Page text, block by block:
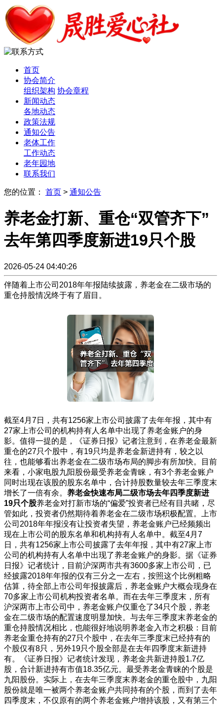
首页
协会简介
组织架构 协会章程
新闻动态
各地动态
政策法规
通知公告
老体工作
工作动态
老年园地
联系我们
您的位置： 首页 > 通知公告
养老金打新、重仓“双管齐下”
去年第四季度新进19只个股
2026-05-24 04:40:26
伴随着上市公司2018年年报陆续披露，养老金在二级市场的
重仓持股情况终于有了眉目。
截至4月7日，共有1256家上市公司披露了去年年报，其中有
27家上市公司的机构持有人名单中出现了养老金账户的身
影。值得一提的是，《证券日报》记者注意到，在养老金最新
重仓的27只个股中，有19只均是养老金新进持有，较之以
往，也能够看出养老金在二级市场布局的脚步有所加快。目前
来看，小家电股九阳股份最受养老金青睐，有3个养老金账户
同时出现在该股的股东名单中，合计持股数量较去年三季度末
增长了一倍有余。 养老金快速布局二级市场去年四季度新进
19只个股养老金对打新市场的“偏爱”投资者已经有目共睹，尽
管如此，投资者仍然期待着养老金在二级市场积极配置。上市
公司2018年年报没有让投资者失望，养老金账户已经频频出
现在上市公司的股东名单和机构持有人名单中。截至4月7
日，共有1256家上市公司披露了去年年报，其中有27家上市
公司的机构持有人名单中出现了养老金账户的身影。据《证券
日报》记者统计，目前沪深两市共有3600多家上市公司，已
经披露2018年年报的仅有三分之一左右，按照这个比例粗略
估算，待全部上市公司年报披露后，养老金账户大概会现身在
70多家上市公司机构投资者名单。而在去年三季度末，所有
沪深两市上市公司中，养老金账户仅重仓了34只个股，养老
金在二级市场的配置速度明显加快。与去年三季度末养老金的
重仓持股情况相比，也能很好地说明养老金入市之积极：目前
养老金重仓持有的27只个股中，在去年三季度末已经持有的
个股仅有8只，另外19只个股全部是在去年四季度末新进持
有。《证券日报》记者统计发现，养老金共新进持股1.7亿
股，合计新进持有市值18.35亿元。最受养老金青睐的个股是
九阳股份。实际上，在去年三季度末养老金的重仓股中，九阳
股份就是唯一被两个养老金账户共同持有的个股，而到了去年
四季度末，不仅原有的两个养老金账户增持该股，又有第三个